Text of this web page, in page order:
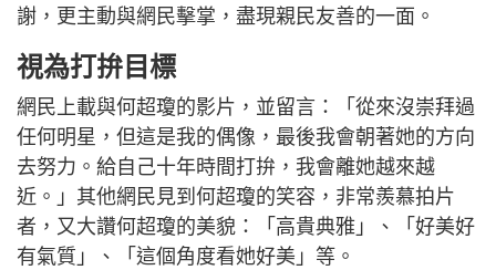
謝，更主動與網民擊掌，盡現親民友善的一面。
視為打拚目標
網民上載與何超瓊的影片，並留言：「從來沒崇拜過
任何明星，但這是我的偶像，最後我會朝著她的方向
去努力。給自己十年時間打拚，我會離她越來越
近。」其他網民見到何超瓊的笑容，非常羨慕拍片
者，又大讚何超瓊的美貌：「高貴典雅」、「好美好
有氣質」、「這個角度看她好美」等。